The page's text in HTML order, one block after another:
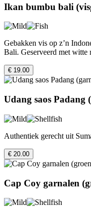
Ikan bumbu bali
Gebakken vis op z’n
Bali. Geserveerd met witte
€ 19.00
Udang saos Padang
Authentiek gerecht uit
€ 20.00
Cap Coy garnalen